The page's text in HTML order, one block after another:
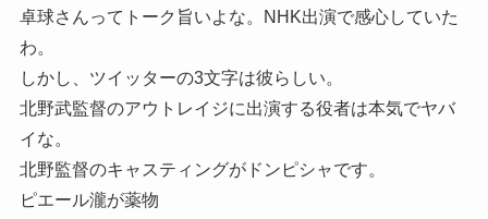
卓球さんってトーク旨いよな。NHK出演で感心していた
わ。
しかし、ツイッターの3文字は彼らしい。
北野武監督のアウトレイジに出演する役者は本気でヤバ
イな。
北野監督のキャスティングがドンピシャです。
ピエール瀧が薬物